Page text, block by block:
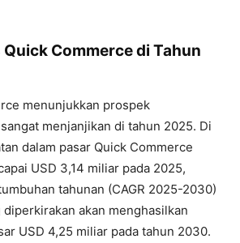
Commerce di Tahun
menunjukkan prospek
menjanjikan di tahun 2025. Di
dalam pasar Quick Commerce
USD 3,14 miliar pada 2025,
tahunan (CAGR 2025-2030)
diperkirakan akan menghasilkan
USD 4,25 miliar pada tahun 2030.